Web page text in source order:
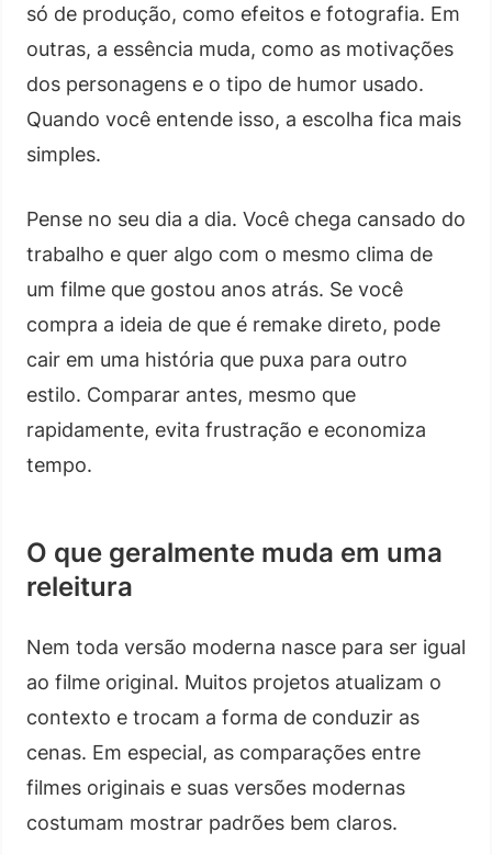
só de produção, como efeitos e fotografia. Em
outras, a essência muda, como as motivações
dos personagens e o tipo de humor usado.
Quando você entende isso, a escolha fica mais
simples.
Pense no seu dia a dia. Você chega cansado do
trabalho e quer algo com o mesmo clima de
um filme que gostou anos atrás. Se você
compra a ideia de que é remake direto, pode
cair em uma história que puxa para outro
estilo. Comparar antes, mesmo que
rapidamente, evita frustração e economiza
tempo.
O que geralmente muda em uma
releitura
Nem toda versão moderna nasce para ser igual
ao filme original. Muitos projetos atualizam o
contexto e trocam a forma de conduzir as
cenas. Em especial, as comparações entre
filmes originais e suas versões modernas
costumam mostrar padrões bem claros.